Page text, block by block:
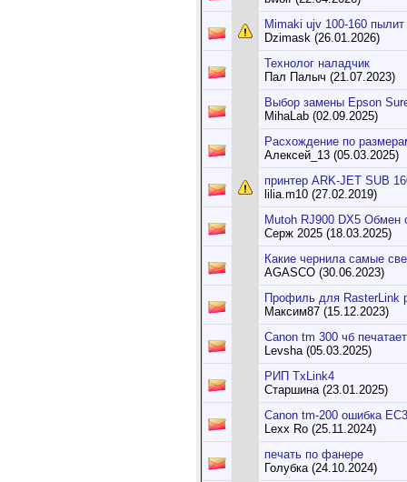
Mimaki ujv 100-160
Dzimask (26.01.2026)
Технолог наладчик
Пал Палыч (21.07.2023)
Выбор замены Epson
MihaLab (02.09.2025)
Расхождение по
Алексей_13 (05.03.2025)
принтер ARK-JET SUB
lilia.m10 (27.02.2019)
Mutoh RJ900 DX5 Обмен
Серж 2025 (18.03.2025)
Какие чернила самые
AGASCO (30.06.2023)
Профиль для RasterLink
Максим87 (15.12.2023)
Canon tm 300 чб
Levsha (05.03.2025)
РИП TxLink4
Старшина (23.01.2025)
Canon tm-200 ошибка
Lexx Ro (25.11.2024)
печать по фанере
Голубка (24.10.2024)